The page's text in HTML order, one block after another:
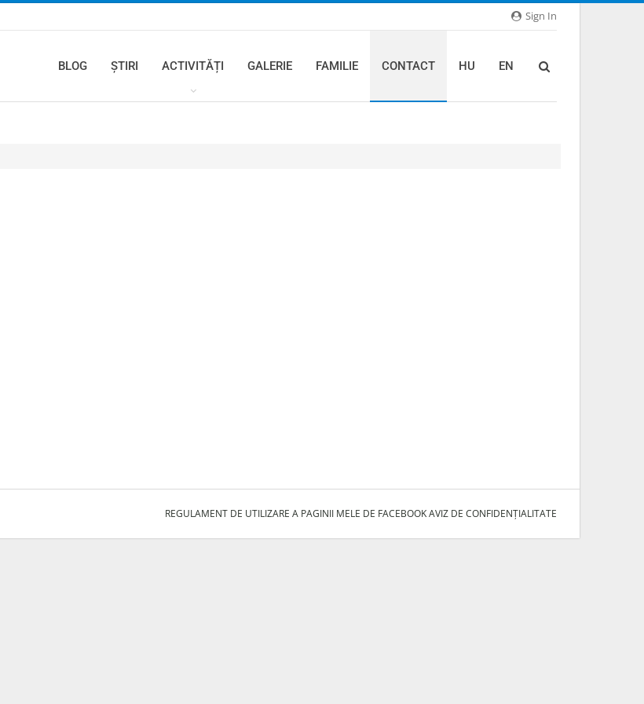
Sign In
BLOG ȘTIRI ACTIVITĂȚI GALERIE FAMILIE CONTACT HU EN
REGULAMENT DE UTILIZARE A PAGINII MELE DE FACEBOOKAVIZ DE CONFIDENȚIALITATE